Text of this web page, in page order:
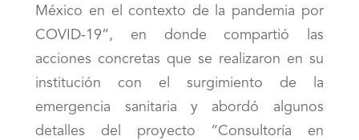
México en el contexto de la pandemia por
COVID-19”, en donde compartió las
acciones concretas que se realizaron en su
institución con el surgimiento de la
emergencia sanitaria y abordó algunos
detalles del proyecto “Consultoría en